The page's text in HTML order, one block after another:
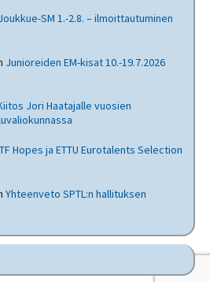
SM 1.-2.8. – ilmoittautuminen
Junioreiden EM-kisat 10.-19.7.2026
Jori Haatajalle vuosien
Hopes ja ETTU Eurotalents Selection
Yhteenveto SPTL:n hallituksen